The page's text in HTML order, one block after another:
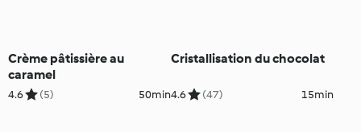
Crème pâtissière au
caramel
4.6 (5) 50min
Cristallisation du chocolat
4.6 (47) 15min